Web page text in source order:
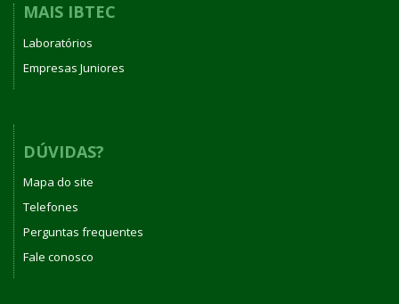
MAIS IBTEC
Laboratórios
Empresas Juniores
DÚVIDAS?
Mapa do site
Telefones
Perguntas frequentes
Fale conosco